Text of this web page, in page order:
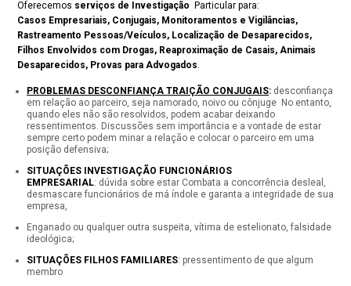
Oferecemos serviços de Investigação Particular para:
Casos Empresariais, Conjugais, Monitoramentos e Vigilâncias,
Rastreamento Pessoas/Veículos, Localização de Desaparecidos,
Filhos Envolvidos com Drogas, Reaproximação de Casais, Animais
Desaparecidos, Provas para Advogados
PROBLEMAS DESCONFIANÇA TRAIÇÃO CONJUGAIS: desconfiança
em relação ao parceiro, seja namorado, noivo ou cônjuge No entanto,
quando eles não são resolvidos, podem acabar deixando
ressentimentos. Discussões sem importância e a vontade de estar
sempre certo podem minar a relação e colocar o parceiro em uma
posição defensiva;
SITUAÇÕES INVESTIGAÇÃO FUNCIONÁRIOS
EMPRESARIAL: dúvida sobre estar Combata a concorrência desleal,
desmascare funcionários de má índole e garanta a integridade de sua
empresa,
Enganado ou qualquer outra suspeita, vítima de estelionato, falsidade
ideológica;
SITUAÇÕES FILHOS FAMILIARES: pressentimento de que algum
membro